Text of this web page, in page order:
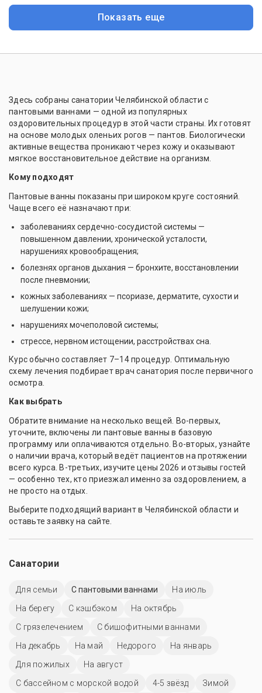
Показать еще
Здесь собраны санатории Челябинской области с
пантовыми ваннами — одной из популярных
оздоровительных процедур в этой части страны. Их готовят
на основе молодых оленьих рогов — пантов. Биологически
активные вещества проникают через кожу и оказывают
мягкое восстановительное действие на организм.
Кому подходят
Пантовые ванны показаны при широком круге состояний.
Чаще всего её назначают при:
заболеваниях сердечно-сосудистой системы —
повышенном давлении, хронической усталости,
нарушениях кровообращения;
болезнях органов дыхания — бронхите, восстановлении
после пневмонии;
кожных заболеваниях — псориазе, дерматите, сухости и
шелушении кожи;
нарушениях мочеполовой системы;
стрессе, нервном истощении, расстройствах сна.
Курс обычно составляет 7–14 процедур. Оптимальную
схему лечения подбирает врач санатория после первичного
осмотра.
Как выбрать
Обратите внимание на несколько вещей. Во-первых,
уточните, включены ли пантовые ванны в базовую
программу или оплачиваются отдельно. Во-вторых, узнайте
о наличии врача, который ведёт пациентов на протяжении
всего курса. В-третьих, изучите цены 2026 и отзывы гостей
— особенно тех, кто приезжал именно за оздоровлением, а
не просто на отдых.
Выберите подходящий вариант в Челябинской области и
оставьте заявку на сайте.
Санатории
Для семьи С пантовыми ваннами
На июль
На берегу
С кэшбэком
На октябрь
С грязелечением
С бишофитными ваннами
На декабрь
На май Недорого
На январь
Для пожилых
На август
С бассейном с морской водой
4-5 звёзд Зимой